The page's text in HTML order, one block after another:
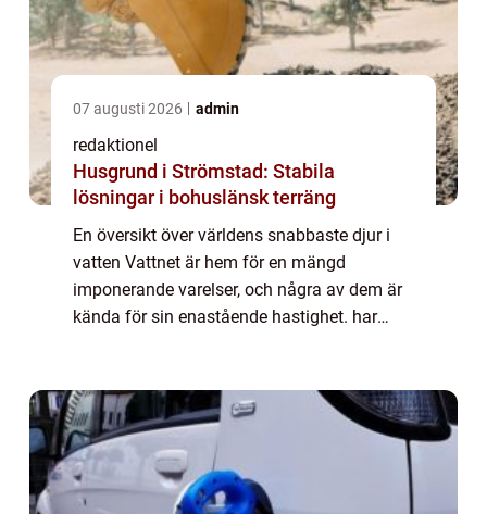
07 augusti 2026 admin
redaktionel
Husgrund i Strömstad: Stabila
lösningar i bohuslänsk terräng
En översikt över världens snabbaste djur i
vatten Vattnet är hem för en mängd
imponerande varelser, och några av dem är
kända för sin enastående hastighet. har
här ...